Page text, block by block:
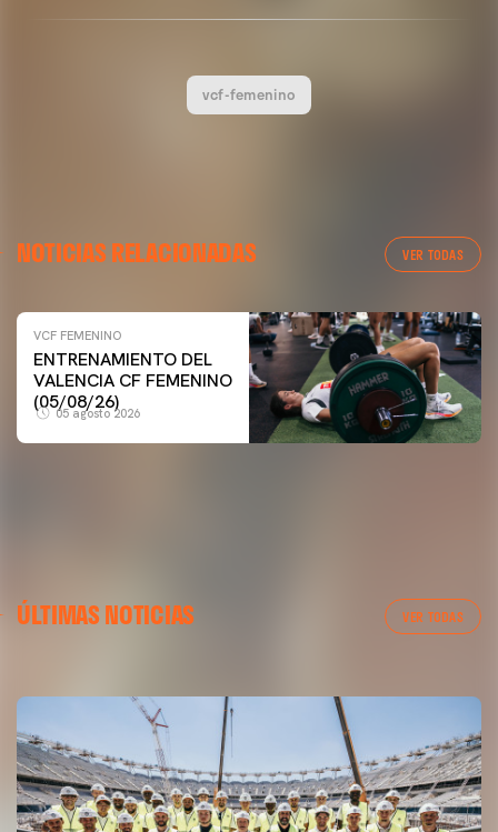
vcf-femenino
NOTICIAS RELACIONADAS VER TODAS
VCF FEMENINO
ENTRENAMIENTO DEL
VALENCIA CF FEMENINO
(05/08/26)
05 agosto 2026
VCF FEMENINO
ENTRENAMIENTO DEL VALENCIA CF FEMENINO
(04/08/26)
ÚLTIMAS NOTICIAS VER TODAS
MESTALLA 📍